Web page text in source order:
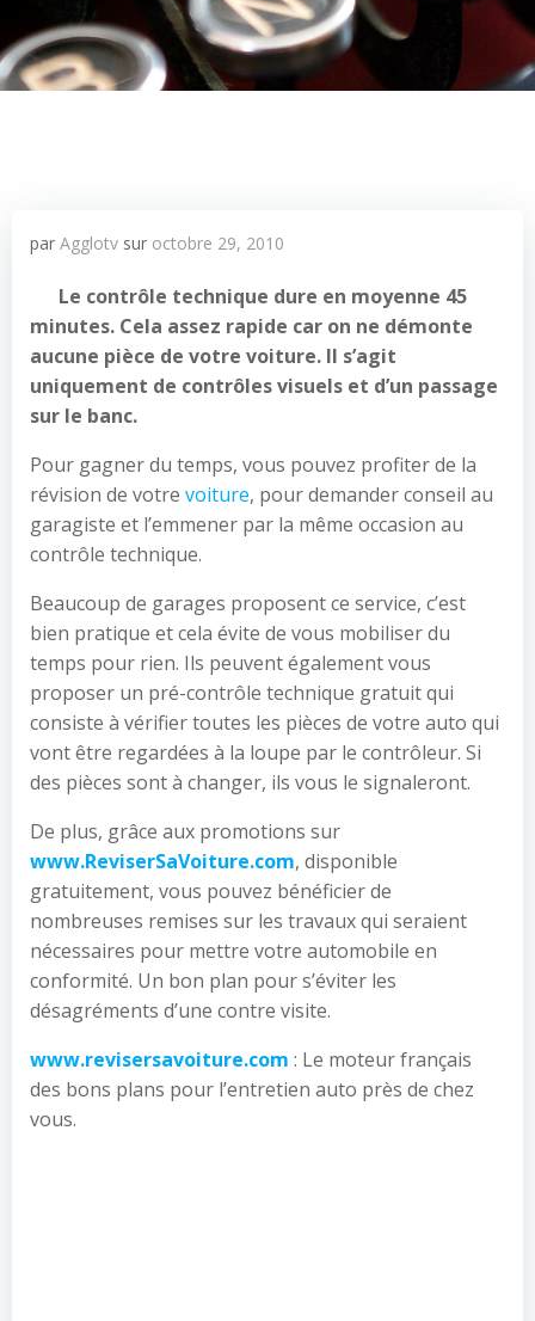
par Agglotv sur octobre 29, 2010
Le contrôle technique dure en moyenne 45
minutes. Cela assez rapide car on ne démonte
aucune pièce de votre voiture. Il s’agit
uniquement de contrôles visuels et d’un passage
sur le banc.
Pour gagner du temps, vous pouvez profiter de la
révision de votre voiture, pour demander conseil au
garagiste et l’emmener par la même occasion au
contrôle technique.
Beaucoup de garages proposent ce service, c’est
bien pratique et cela évite de vous mobiliser du
temps pour rien. Ils peuvent également vous
proposer un pré-contrôle technique gratuit qui
consiste à vérifier toutes les pièces de votre auto qui
vont être regardées à la loupe par le contrôleur. Si
des pièces sont à changer, ils vous le signaleront.
De plus, grâce aux promotions sur
www.ReviserSaVoiture.com, disponible
gratuitement, vous pouvez bénéficier de
nombreuses remises sur les travaux qui seraient
nécessaires pour mettre votre automobile en
conformité. Un bon plan pour s’éviter les
désagréments d’une contre visite.
www.revisersavoiture.com : Le moteur français
des bons plans pour l’entretien auto près de chez
vous.